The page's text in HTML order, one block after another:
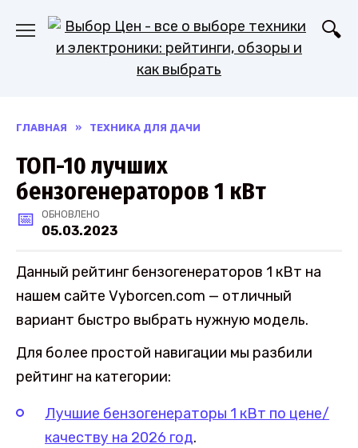
содержанию
ГЛАВНАЯ » ТЕХНИКА ДЛЯ ДАЧИ
ТОП-10 лучших
бензогенераторов 1 кВт
ОБНОВЛЕНО
05.03.2023
Данный рейтинг бензогенераторов 1 кВт на
нашем сайте Vyborcen.com — отличный
вариант быстро выбрать нужную модель.
Для более простой навигации мы разбили
рейтинг на категории:
Лучшие бензогенераторы 1 кВт по цене/
качеству на 2026 год.